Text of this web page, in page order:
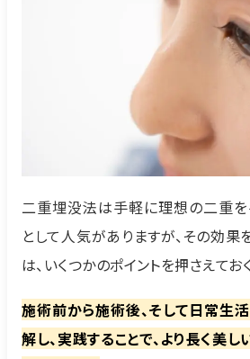
二重埋没法は手軽に理想の二重
として人気がありますが、その効
は、いくつかのポイントを押さえてお
施術前から施術後、そして日常生
解し、実践することで、より長く美